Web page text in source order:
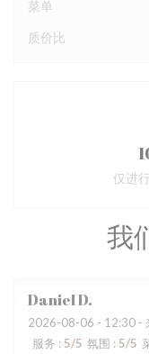
我
DanielD
2026-08-06 - 12:30 -
服务 : 5/5 氛围 : 5/5
菜单
质价比
仅进